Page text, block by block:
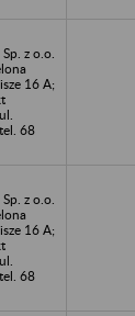
z o.o.
16 A;
68
z o.o.
16 A;
68